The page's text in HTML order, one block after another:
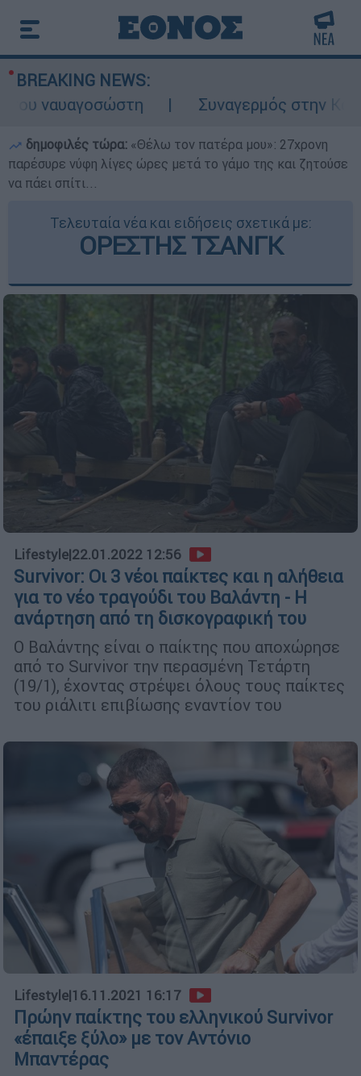
BREAKING NEWS:
Συναγερμός στην
δημοφιλές τώρα: «Θέλω τον πατέρα μου»: 27χρονη
παρέσυρε νύφη λίγες ώρες μετά το γάμο της και ζητούσε
να πάει σπίτι...
Τελευταία νέα και ειδήσεις σχετικά με:
ΟΡΕΣΤΗΣ ΤΣΑΝΓΚ
Lifestyle|22.01.2022 12:56
Survivor: Οι 3 νέοι παίκτες και η αλήθεια
για το νέο τραγούδι του Βαλάντη - Η
ανάρτηση από τη δισκογραφική του
O Βαλάντης είναι ο παίκτης που αποχώρησε
από το Survivor την περασμένη Τετάρτη
(19/1), έχοντας στρέψει όλους τους παίκτες
του ριάλιτι επιβίωσης εναντίον του
Lifestyle|16.11.2021 16:17
Πρώην παίκτης του ελληνικού Survivor
«έπαιξε ξύλο» με τον Αντόνιο
Μπαντέρας